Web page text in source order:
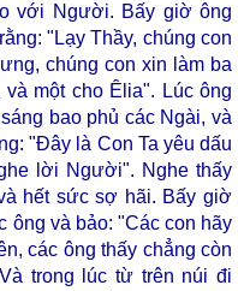
với Người. Bấy giờ ông
"Lạy Thầy, chúng con
chúng con xin làm ba
và một cho Êlia". Lúc ông
bao phủ các Ngài, và
"Đây là Con Ta yêu dấu
lời Người". Nghe thấy
hết sức sợ hãi. Bấy giờ
ông và bảo: "Các con hãy
các ông thấy chẳng còn
trong lúc từ trên núi đi